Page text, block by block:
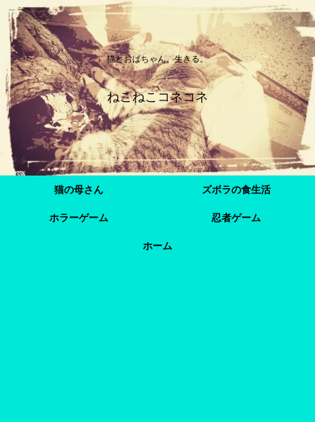
猫とおばちゃん、生きる。
ねこねこコネコネ
猫の母さん ズボラの食生活
ホラーゲーム 忍者ゲーム
ホーム